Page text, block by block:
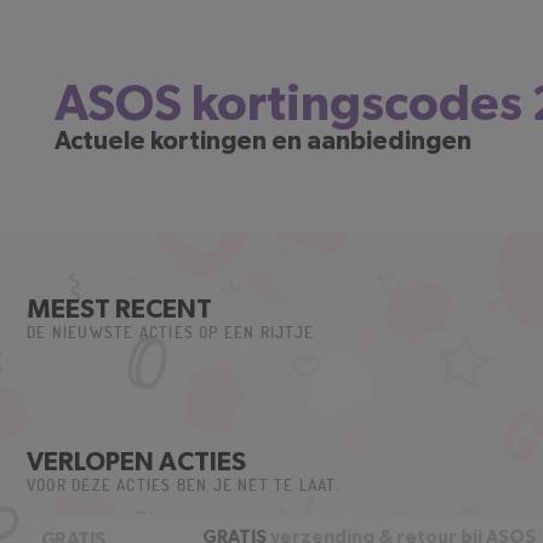
ASOS kortingscodes
Actuele kortingen en aanbiedingen
MEEST RECENT
DE NIEUWSTE ACTIES OP EEN RIJTJE
VERLOPEN ACTIES
VOOR DEZE ACTIES BEN JE NET TE LAAT.
GRATIS